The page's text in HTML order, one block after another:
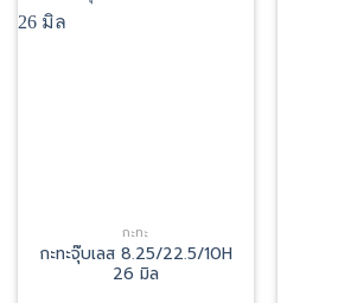
กะทะ
กะทะจุ๊บเลส 8.25/22.5/10H
26 มิล